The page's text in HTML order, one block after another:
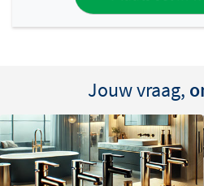
Jouw vraag,